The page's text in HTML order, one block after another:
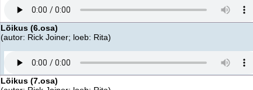
Lõikus (6.osa)
(autor: Rick Joiner; loeb: Rita)
Lõikus (7.osa)